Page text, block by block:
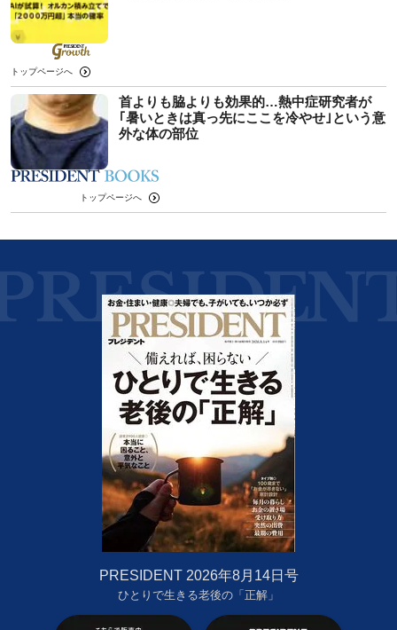
トップページへ
首よりも脇よりも効果的…熱中症研究者が
｢暑いときは真っ先にここを冷やせ｣という意
外な体の部位
トップページへ
PRESIDENT 2026年8月14日号
ひとりで生きる老後の「正解」